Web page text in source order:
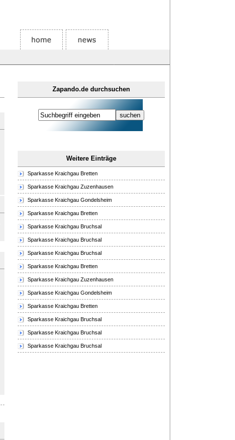
Zapando.de durchsuchen
Weitere Einträge
Sparkasse Kraichgau Bretten
Sparkasse Kraichgau Zuzenhausen
Sparkasse Kraichgau Gondelsheim
Sparkasse Kraichgau Bretten
Sparkasse Kraichgau Bruchsal
Sparkasse Kraichgau Bruchsal
Sparkasse Kraichgau Bruchsal
Sparkasse Kraichgau Bretten
Sparkasse Kraichgau Zuzenhausen
Sparkasse Kraichgau Gondelsheim
Sparkasse Kraichgau Bretten
Sparkasse Kraichgau Bruchsal
Sparkasse Kraichgau Bruchsal
Sparkasse Kraichgau Bruchsal